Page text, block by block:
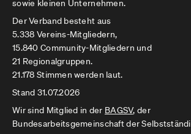
sowie kleinen Unternehmen.
Der Verband besteht aus
5.338 Vereins-Mitgliedern,
15.840 Community-Mitgliedern und
21 Regionalgruppen.
21.178 Stimmen werden laut.
Stand 31.07.2026
Wir sind Mitglied in der BAGSV, der
Bundesarbeitsgemeinschaft der